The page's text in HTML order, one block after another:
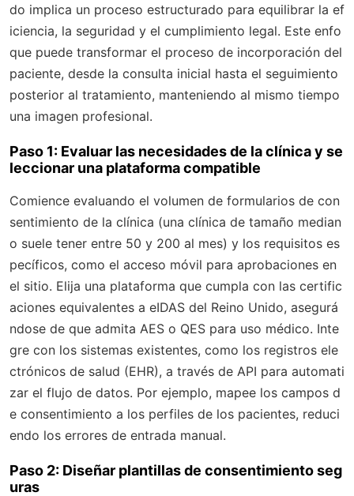
do implica un proceso estructurado para equilibrar la ef
iciencia, la seguridad y el cumplimiento legal. Este enfo
que puede transformar el proceso de incorporación del
paciente, desde la consulta inicial hasta el seguimiento
posterior al tratamiento, manteniendo al mismo tiempo
una imagen profesional.
Paso 1: Evaluar las necesidades de la clínica y se
leccionar una plataforma compatible
Comience evaluando el volumen de formularios de con
sentimiento de la clínica (una clínica de tamaño median
o suele tener entre 50 y 200 al mes) y los requisitos es
pecíficos, como el acceso móvil para aprobaciones en
el sitio. Elija una plataforma que cumpla con las certific
aciones equivalentes a eIDAS del Reino Unido, asegurá
ndose de que admita AES o QES para uso médico. Inte
gre con los sistemas existentes, como los registros ele
ctrónicos de salud (EHR), a través de API para automati
zar el flujo de datos. Por ejemplo, mapee los campos d
e consentimiento a los perfiles de los pacientes, reduci
endo los errores de entrada manual.
Paso 2: Diseñar plantillas de consentimiento seg
uras